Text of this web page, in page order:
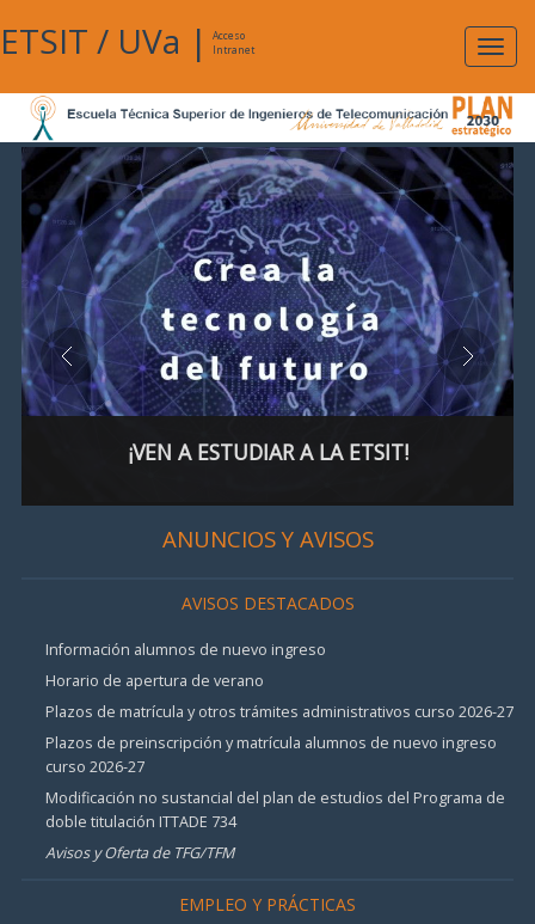
ETSIT / UVa |
Acceso
Intranet
¡VEN A ESTUDIAR A LA ETSIT!
ANUNCIOS Y AVISOS
AVISOS DESTACADOS
Información alumnos de nuevo ingreso
Horario de apertura de verano
Plazos de matrícula y otros trámites administrativos curso 2026-27
Plazos de preinscripción y matrícula alumnos de nuevo ingreso
curso 2026-27
Modificación no sustancial del plan de estudios del Programa de
doble titulación ITTADE 734
Avisos y Oferta de TFG/TFM
EMPLEO Y PRÁCTICAS